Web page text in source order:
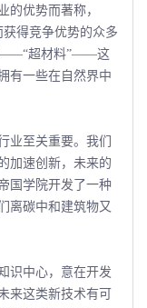
优势而著称，
获得竞争优势的众多
――“超材料”――这
有一些在自然界中
至关重要。我们
加速创新，未来的
国学院开发了一种
离碳中和建筑物又
中心，意在开发
来这类新技术有可